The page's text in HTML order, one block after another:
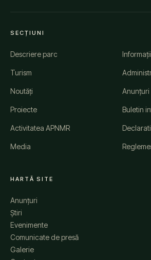
SECȚIUNI
Descriere parc
Turism
Noutăți
Proiecte
Activitatea APNMR
Media
Anunțuri
Buletin
HARTĂ SITE
Anunțuri
Știri
Evenimente
Comunicate de presă
Galerie